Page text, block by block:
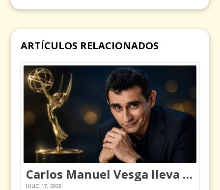
ARTÍCULOS RELACIONADOS
Carlos Manuel Vesga lleva el nombre de Colombia a los Emmy
JULIO 17, 2026